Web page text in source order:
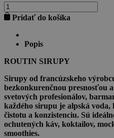
množstvo
LIME
CORDIAL
Pridať do košíka
Popis
ROUTIN SIRUPY
Sirupy od francúzskeho
bezkonkurenčnou presnosťou
svetových profesionálov,
každého sirupu je alpská
čistotu a konzistenciu. Sú
ochutených káv, koktailov,
smoothies.